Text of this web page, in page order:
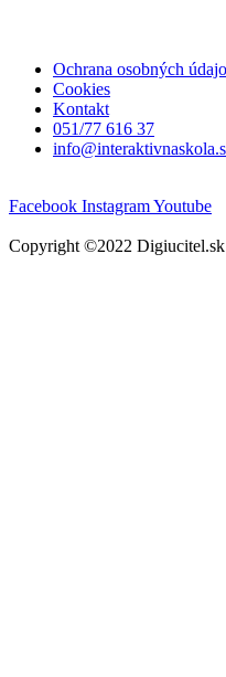
Ochrana osobných
Cookies
Kontakt
051/77 616 37
Facebook InstagramYoutube
Copyright ©2022